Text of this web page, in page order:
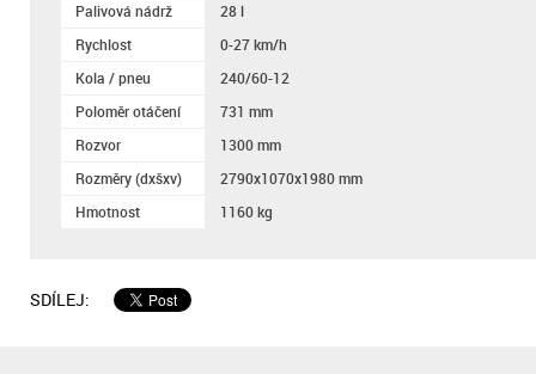
Palivová nádrž
28 l
Rychlost
0-27 km/h
Kola / pneu
240/60-12
Poloměr otáčení
731 mm
Rozvor
1300 mm
Rozměry (dxšxv)
2790x1070x1980 mm
Hmotnost
1160 kg
SDÍLEJ: